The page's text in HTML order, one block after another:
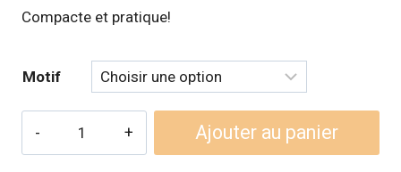
Compacte et pratique!
Motif
Ajouter au panier